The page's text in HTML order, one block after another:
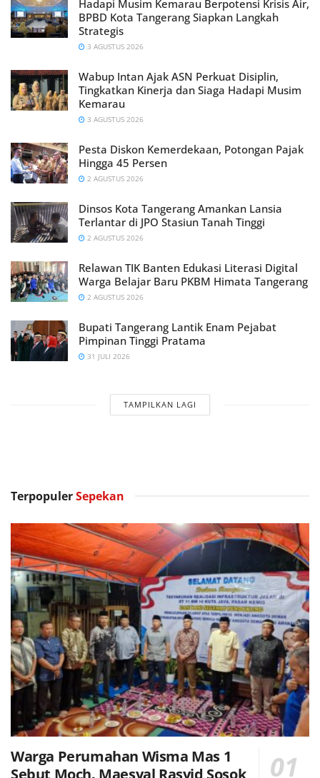
Hadapi Musim Kemarau Berpotensi Krisis Air,
BPBD Kota Tangerang Siapkan Langkah
Strategis
3 AGUSTUS 2026
Wabup Intan Ajak ASN Perkuat Disiplin,
Tingkatkan Kinerja dan Siaga Hadapi Musim
Kemarau
3 AGUSTUS 2026
Pesta Diskon Kemerdekaan, Potongan Pajak
Hingga 45 Persen
2 AGUSTUS 2026
Dinsos Kota Tangerang Amankan Lansia
Terlantar di JPO Stasiun Tanah Tinggi
2 AGUSTUS 2026
Relawan TIK Banten Edukasi Literasi Digital
Warga Belajar Baru PKBM Himata Tangerang
2 AGUSTUS 2026
Bupati Tangerang Lantik Enam Pejabat
Pimpinan Tinggi Pratama
31 JULI 2026
TAMPILKAN LAGI
TerpopulerSepekan
Warga Perumahan Wisma Mas 1
Sebut Moch. Maesyal Rasyid Sosok